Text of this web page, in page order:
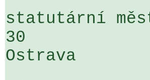
statutární
30
Ostrava